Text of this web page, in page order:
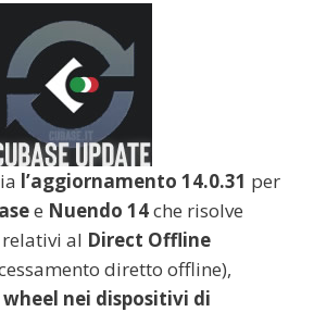
l’aggiornamento 14.0.31 per
e Nuendo 14che risolve
al Direct Offline
diretto offline),
nei dispositivi di